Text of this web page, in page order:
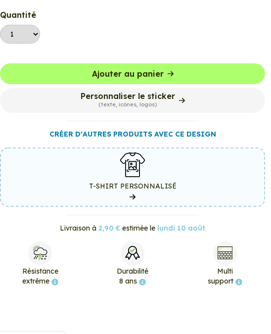
Quantité
Ajouter au panier
Personnaliser le sticker
(texte, icônes, logos)
CRÉER D'AUTRES PRODUITS AVEC CE DESIGN
T-SHIRT PERSONNALISÉ
Livraison à 2,90 € estimée le lundi 10 août
Résistance
extrême
Durabilité
8 ans
Multi
support